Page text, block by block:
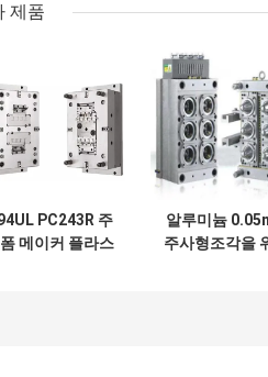
제품
PC243R 주
메이커 플라스
알루미늄
주사형조각을